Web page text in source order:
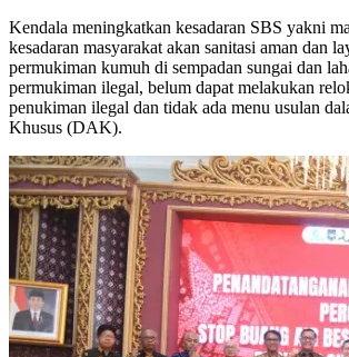
Kendala meningkatkan kesadaran SBS yakni
kesadaran masyarakat akan sanitasi aman dan
permukiman kumuh di sempadan sungai dan
permukiman ilegal, belum dapat melakukan
penukiman ilegal dan tidak ada menu usulan
Khusus (DAK).